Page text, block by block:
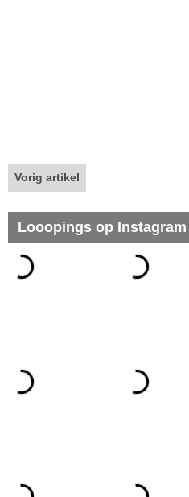
Vorig artikel
Looopings op Instagram